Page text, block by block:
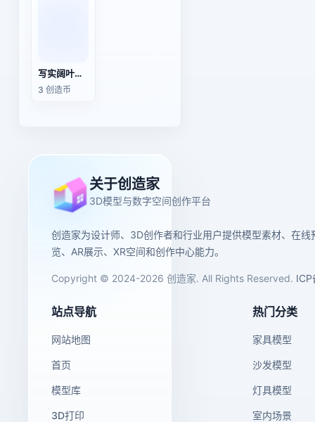
写实阔叶树木橡树园林景观3D模型
3 创造币
关于创造家
3D模型与数字空间创作平台
创造家为设计师、3D创作者和行业用户提供模型素材、在线
览、AR展示、XR空间和创作中心能力。
Copyright © 2024-2026 创造家. All Rights Reserved. ICP
站点导航
网站地图
首页
模型库
3D打印
热门分类
家具模型
沙发模型
灯具模型
室内场景